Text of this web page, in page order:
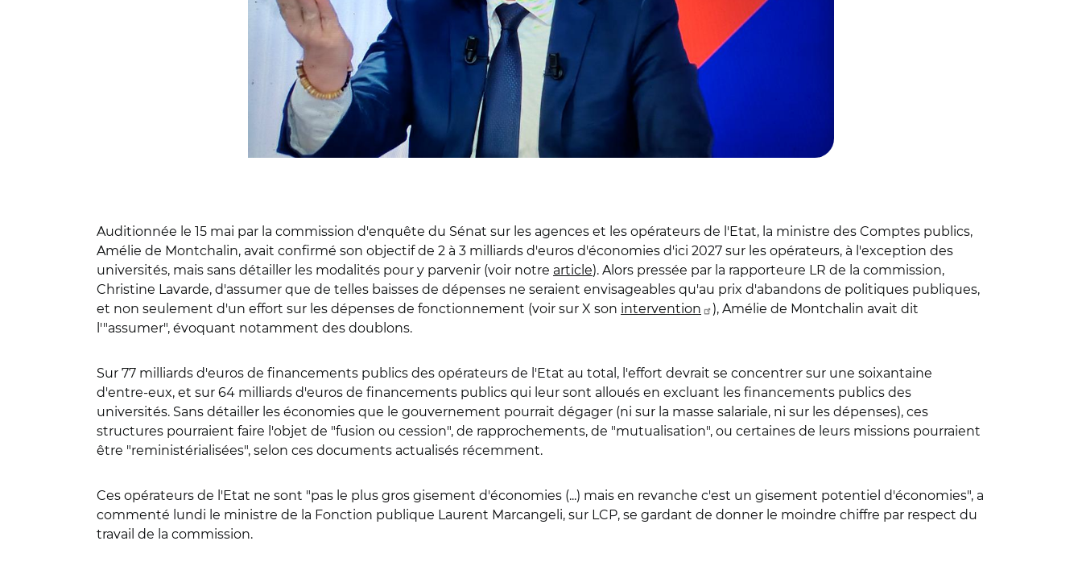
Auditionnée le 15 mai par la commission d'enquête du Sénat sur les agences et les opérateurs de l'Etat, la ministre des Comptes publics,
Amélie de Montchalin, avait confirmé son objectif de 2 à 3 milliards d'euros d'économies d'ici 2027 sur les opérateurs, à l'exception des
universités, mais sans détailler les modalités pour y parvenir (voir notre article). Alors pressée par la rapporteure LR de la commission,
Christine Lavarde, d'assumer que de telles baisses de dépenses ne seraient envisageables qu'au prix d'abandons de politiques publiques,
et non seulement d'un effort sur les dépenses de fonctionnement (voir sur X son intervention
), Amélie de Montchalin avait dit
l'"assumer", évoquant notamment des doublons.
Sur 77 milliards d'euros de financements publics des opérateurs de l'Etat au total, l'effort devrait se concentrer sur une soixantaine
d'entre-eux, et sur 64 milliards d'euros de financements publics qui leur sont alloués en excluant les financements publics des
universités. Sans détailler les économies que le gouvernement pourrait dégager (ni sur la masse salariale, ni sur les dépenses), ces
structures pourraient faire l'objet de "fusion ou cession", de rapprochements, de "mutualisation", ou certaines de leurs missions pourraient
être "reministérialisées", selon ces documents actualisés récemment.
Ces opérateurs de l'Etat ne sont "pas le plus gros gisement d'économies (...) mais en revanche c'est un gisement potentiel d'économies", a
commenté lundi le ministre de la Fonction publique Laurent Marcangeli, sur LCP, se gardant de donner le moindre chiffre par respect du
travail de la commission.